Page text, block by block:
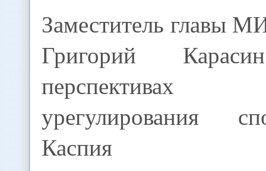
Заместитель главы
Григорий
перспективах
урегулирования
Каспия